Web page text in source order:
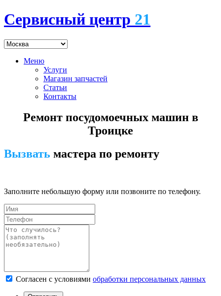
Сервисный центр 21
Меню
Услуги
Магазин запчастей
Статьи
Контакты
Ремонт посудомоечных машин в
Троицке
Вызвать мастера по ремонту
Заполните небольшую форму или позвоните по телефону.
Согласен с условиями обработки персональных данных